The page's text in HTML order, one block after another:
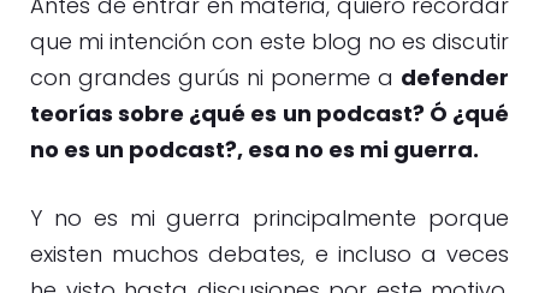
que mi intención con este blog no es discutir
con grandes gurús ni ponerme a defender
teorías sobre ¿qué es un podcast? Ó ¿qué
no es un podcast?, esa no es mi guerra.
Y no es mi guerra principalmente porque
existen muchos debates, e incluso a veces